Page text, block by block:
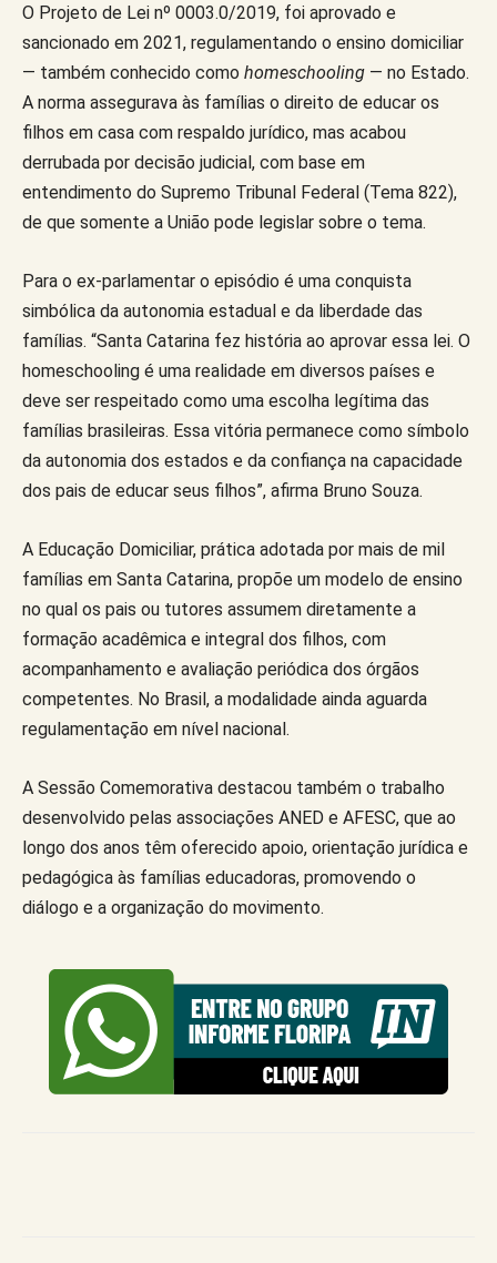
O Projeto de Lei nº 0003.0/2019, foi aprovado e
sancionado em 2021, regulamentando o ensino domiciliar
— também conhecido como homeschooling — no Estado.
A norma assegurava às famílias o direito de educar os
filhos em casa com respaldo jurídico, mas acabou
derrubada por decisão judicial, com base em
entendimento do Supremo Tribunal Federal (Tema 822),
de que somente a União pode legislar sobre o tema.
Para o ex-parlamentar o episódio é uma conquista
simbólica da autonomia estadual e da liberdade das
famílias. “Santa Catarina fez história ao aprovar essa lei. O
homeschooling é uma realidade em diversos países e
deve ser respeitado como uma escolha legítima das
famílias brasileiras. Essa vitória permanece como símbolo
da autonomia dos estados e da confiança na capacidade
dos pais de educar seus filhos”, afirma Bruno Souza.
A Educação Domiciliar, prática adotada por mais de mil
famílias em Santa Catarina, propõe um modelo de ensino
no qual os pais ou tutores assumem diretamente a
formação acadêmica e integral dos filhos, com
acompanhamento e avaliação periódica dos órgãos
competentes. No Brasil, a modalidade ainda aguarda
regulamentação em nível nacional.
A Sessão Comemorativa destacou também o trabalho
desenvolvido pelas associações ANED e AFESC, que ao
longo dos anos têm oferecido apoio, orientação jurídica e
pedagógica às famílias educadoras, promovendo o
diálogo e a organização do movimento.